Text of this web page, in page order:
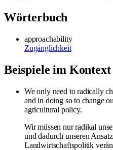
Wörterbuch
approachability
Zugänglichkeit
Beispiele im Kontext
We only need to radically
and in doing so to change
agricultural policy.
Wir müssen nur radikal
und dadurch unseren
Landwirtschaftspolitik